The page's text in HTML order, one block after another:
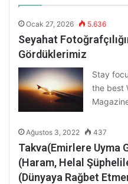
Ocak 27, 2026 5.636
Seyahat
Gördüklerimiz
Stay
the best
Ağustos 3, 2022 437
Takva(Emirlere Uyma
(Haram, Helal
(Dünyaya Rağbet